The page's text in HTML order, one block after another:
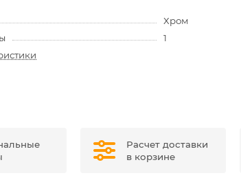
Хром
1
Расчет доставки
в корзине